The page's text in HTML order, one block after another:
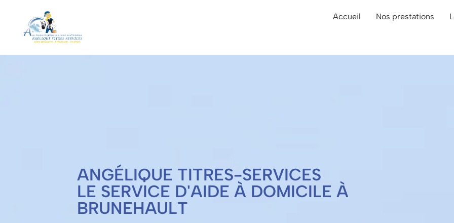
Accueil Nos prestations
ANGÉLIQUE TITRES-SERVICES
LE SERVICE D'AIDE À DOMICILE À
BRUNEHAULT